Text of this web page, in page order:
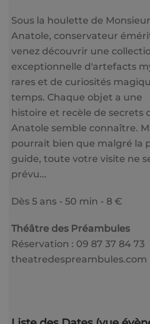
Sous la houlette de Monsieur
Anatole, conservateur
venez découvrir une
exceptionnelle d'artefacts
rares et de curiosités
temps. Chaque objet a une
histoire et recèle de secrets
Anatole semble connaître.
pourrait bien que malgré la
guide, toute votre visite ne
prévu...
Dès 5 ans - 50 min - 8 €
Théâtre des Préambules
Réservation : 09 87 37 84 73
theatredespreambules.com